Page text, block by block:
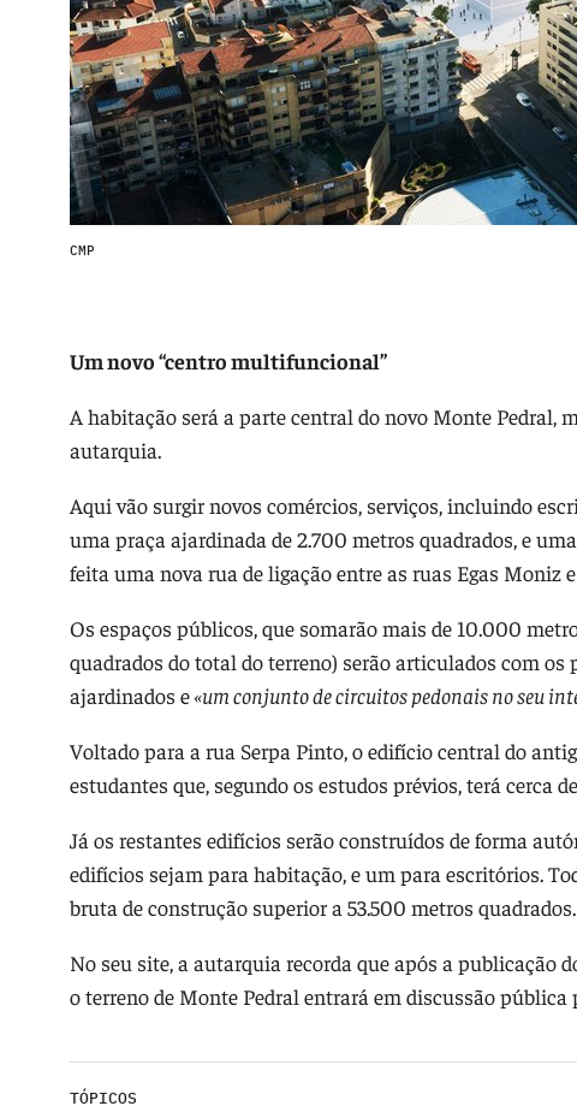
CMP
Um novo “centro multifuncional”
A habitação será a parte central do novo Monte Pedral,
autarquia.
Aqui vão surgir novos comércios, serviços, incluindo
uma praça ajardinada de 2.700 metros quadrados, e
feita uma nova rua de ligação entre as ruas Egas Moniz
Os espaços públicos, que somarão mais de 10.000
quadrados do total do terreno) serão articulados com
ajardinados e«um conjunto de circuitos pedonais no seu
Voltado para a rua Serpa Pinto, o edifício central do
estudantes que, segundo os estudos prévios, terá cerca
Já os restantes edifícios serão construídos de forma
edifícios sejam para habitação, e um para escritórios.
bruta de construção superior a 53.500 metros quadrados.
No seu site, a autarquia recorda que após a publicação
o terreno de Monte Pedral entrará em discussão pública
TÓPICOS